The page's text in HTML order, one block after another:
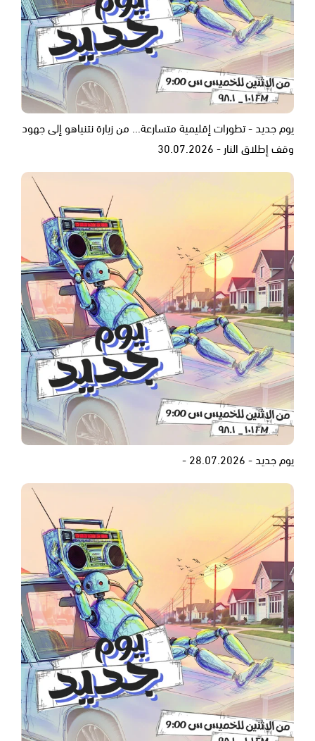
يوم جديد - تطورات إقليمية متسارعة... من زيارة نتنياهو إلى جهود
وقف إطلاق النار - 30.07.2026
يوم جديد - 28.07.2026 -